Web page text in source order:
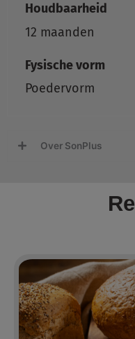
Houdbaarheid
12 maanden
Fysische vorm
Poedervorm
Over SonPlus